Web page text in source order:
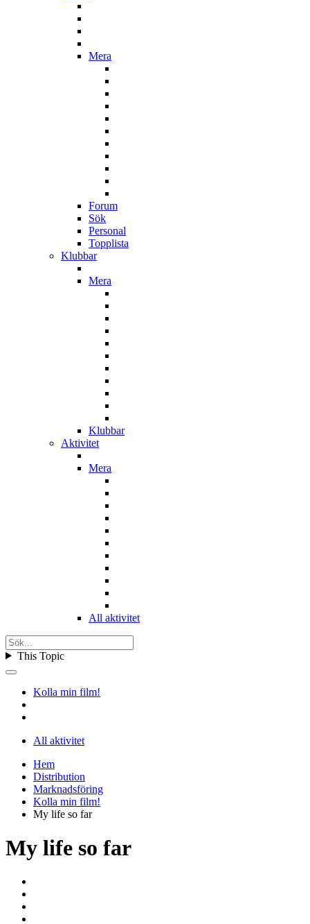
Mera
Forum
Sök
Personal
Topplista
Klubbar
Mera
Klubbar
Aktivitet
Mera
All aktivitet
This Topic
Kolla min film!
All aktivitet
Hem
Distribution
Marknadsföring
Kolla min film!
My life so far
My life so far